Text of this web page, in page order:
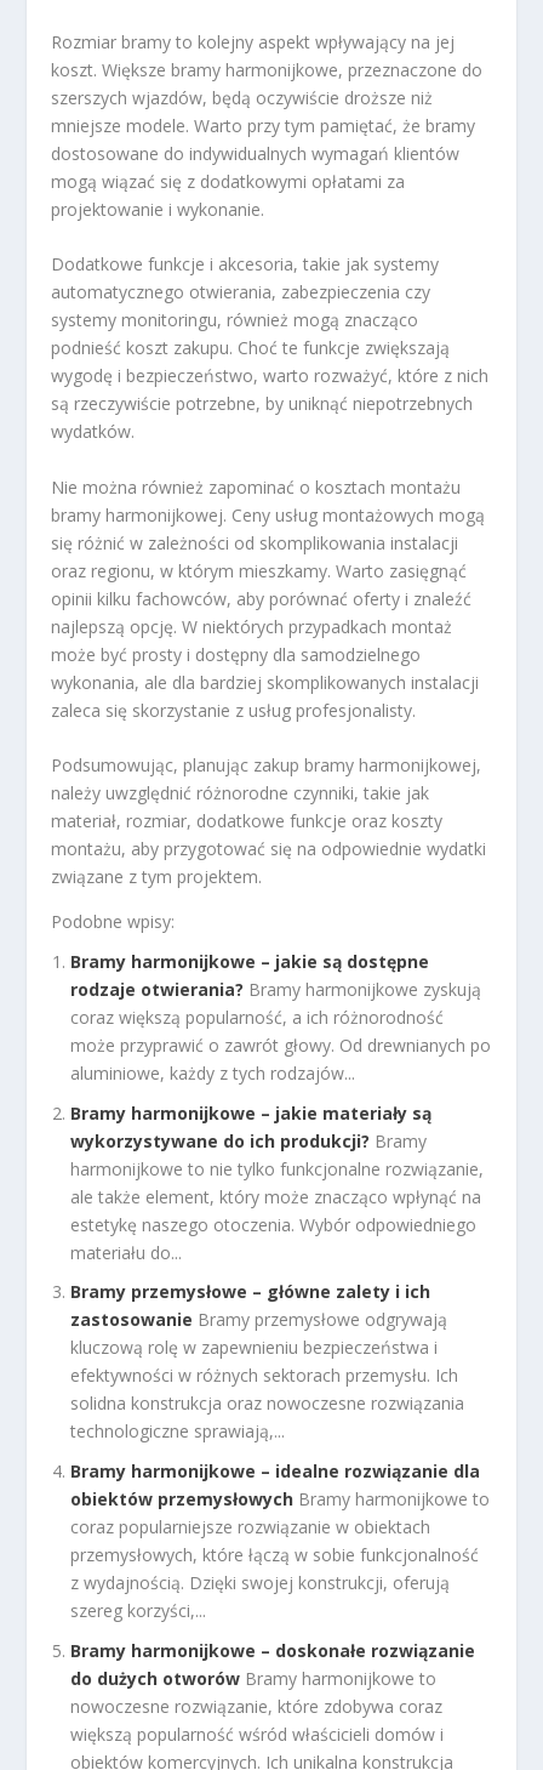
Rozmiar bramy to kolejny aspekt wpływający na jej
koszt. Większe bramy harmonijkowe, przeznaczone do
szerszych wjazdów, będą oczywiście droższe niż
mniejsze modele. Warto przy tym pamiętać, że bramy
dostosowane do indywidualnych wymagań klientów
mogą wiązać się z dodatkowymi opłatami za
projektowanie i wykonanie.
Dodatkowe funkcje i akcesoria, takie jak systemy
automatycznego otwierania, zabezpieczenia czy
systemy monitoringu, również mogą znacząco
podnieść koszt zakupu. Choć te funkcje zwiększają
wygodę i bezpieczeństwo, warto rozważyć, które z nich
są rzeczywiście potrzebne, by uniknąć niepotrzebnych
wydatków.
Nie można również zapominać o kosztach montażu
bramy harmonijkowej. Ceny usług montażowych mogą
się różnić w zależności od skomplikowania instalacji
oraz regionu, w którym mieszkamy. Warto zasięgnąć
opinii kilku fachowców, aby porównać oferty i znaleźć
najlepszą opcję. W niektórych przypadkach montaż
może być prosty i dostępny dla samodzielnego
wykonania, ale dla bardziej skomplikowanych instalacji
zaleca się skorzystanie z usług profesjonalisty.
Podsumowując, planując zakup bramy harmonijkowej,
należy uwzględnić różnorodne czynniki, takie jak
materiał, rozmiar, dodatkowe funkcje oraz koszty
montażu, aby przygotować się na odpowiednie wydatki
związane z tym projektem.
Podobne wpisy:
Bramy harmonijkowe – jakie są dostępne
rodzaje otwierania? Bramy harmonijkowe zyskują
coraz większą popularność, a ich różnorodność
może przyprawić o zawrót głowy. Od drewnianych po
aluminiowe, każdy z tych rodzajów...
Bramy harmonijkowe – jakie materiały są
wykorzystywane do ich produkcji? Bramy
harmonijkowe to nie tylko funkcjonalne rozwiązanie,
ale także element, który może znacząco wpłynąć na
estetykę naszego otoczenia. Wybór odpowiedniego
materiału do...
Bramy przemysłowe – główne zalety i ich
zastosowanie Bramy przemysłowe odgrywają
kluczową rolę w zapewnieniu bezpieczeństwa i
efektywności w różnych sektorach przemysłu. Ich
solidna konstrukcja oraz nowoczesne rozwiązania
technologiczne sprawiają,...
Bramy harmonijkowe – idealne rozwiązanie dla
obiektów przemysłowych Bramy harmonijkowe to
coraz popularniejsze rozwiązanie w obiektach
przemysłowych, które łączą w sobie funkcjonalność
z wydajnością. Dzięki swojej konstrukcji, oferują
szereg korzyści,...
Bramy harmonijkowe – doskonałe rozwiązanie
do dużych otworów Bramy harmonijkowe to
nowoczesne rozwiązanie, które zdobywa coraz
większą popularność wśród właścicieli domów i
obiektów komercyjnych. Ich unikalna konstrukcja